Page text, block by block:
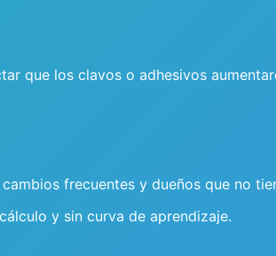
que los clavos o adhesivos
frecuentes y dueños que no
y sin curva de aprendizaje.